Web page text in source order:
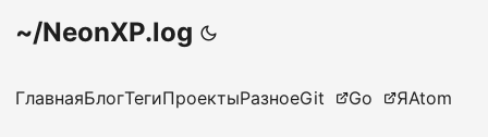
~/NeonXP.log
ГлавнаяБлогТегиПроектыРазноеGit Go ЯAtom